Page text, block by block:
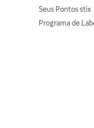
Seus Pontos stix
Programa de